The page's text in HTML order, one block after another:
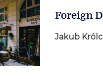
Foreign
Jakub